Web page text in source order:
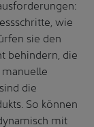
wie
sie den
behindern, die
die
So können
mit